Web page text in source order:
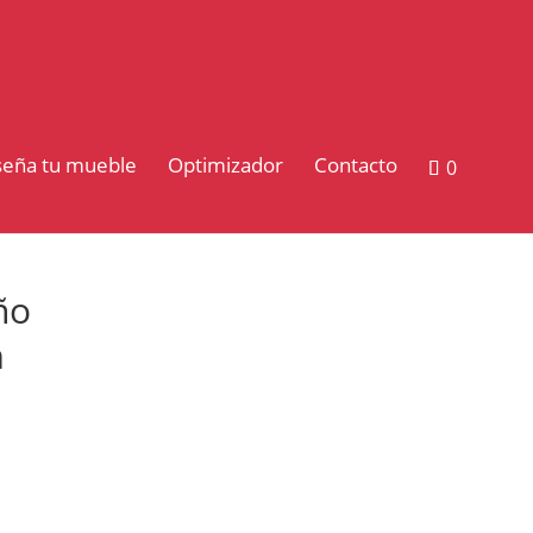
tu mueble Optimizador Contacto
0